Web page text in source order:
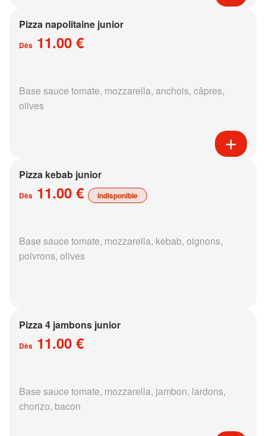
Pizza napolitaine junior
Dès 11.00 €
Base sauce tomate, mozzarella, anchois, câpres,
olives
Pizza kebab junior
Dès 11.00 € indisponible
Base sauce tomate, mozzarella, kebab, oignons,
poivrons, olives
Pizza 4 jambons junior
Dès 11.00 €
Base sauce tomate, mozzarella, jambon, lardons,
chorizo, bacon